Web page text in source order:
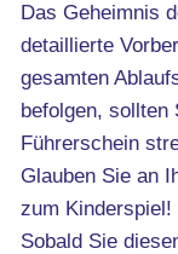
Das Geheimnis
detaillierte
gesamten
befolgen, sollten
Führerschein
Glauben Sie an
zum Kinderspiel!
Sobald Sie